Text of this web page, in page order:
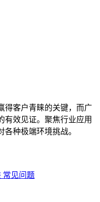
得客户青睐的关键，而广
有效见证。聚焦行业应用
种极端环境挑战。
常见问题